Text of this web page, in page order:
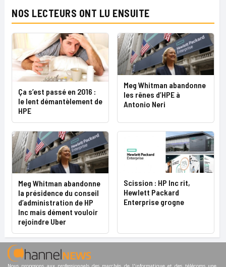
NOS LECTEURS ONT LU ENSUITE
Ça s’est passé en 2016 :
le lent démantèlement de
HPE
Meg Whitman abandonne
les rênes d’HPE à
Antonio Neri
Meg Whitman abandonne
la présidence du conseil
d’administration de HP
Inc mais dément vouloir
rejoindre Uber
Scission : HP Inc rit,
Hewlett Packard
Enterprise grogne